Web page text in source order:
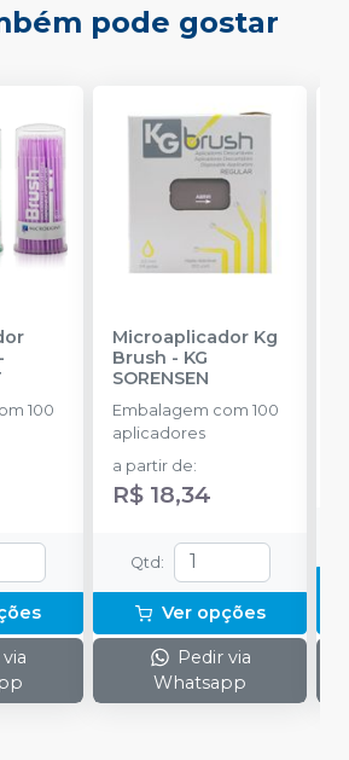
pode gostar
-
100
Microaplicador Kg
Brush - KG
SORENSEN
Embalagem com 100
aplicadores
a partir de:
R$ 18,34
Qtd :
Ver opções
Pedir via
Whatsapp